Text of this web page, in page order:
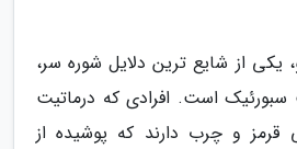
یکی از شایع ترین دلایل شوره سر،
سبورئیک است. افرادی که درماتیت
قرمز و چرب دارند که پوشیده از